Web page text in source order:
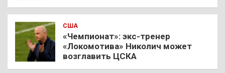
США
«Чемпионат»: экс-тренер
«Локомотива» Николич может
возглавить ЦСКА